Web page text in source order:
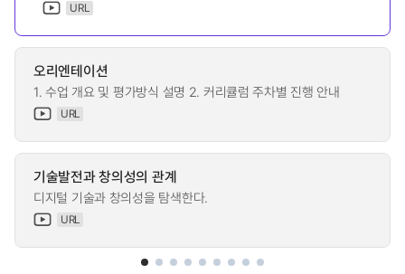
URL
오리엔테이션
1. 수업 개요 및 평가방식 설명 2. 커리큘럼 주차별 진행 안내
URL
기술발전과 창의성의 관계
디지털 기술과 창의성을 탐색한다.
URL